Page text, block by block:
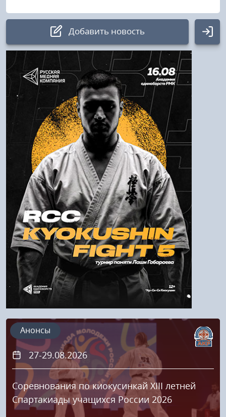
Добавить новость
Авторизация
Логин:
Пароль
Войти
Напомнить пароль
Регистрация
27-29.08.2026
Соревнования по киокусинкай XIII летней
Спартакиады учащихся России 2026
Анонсы